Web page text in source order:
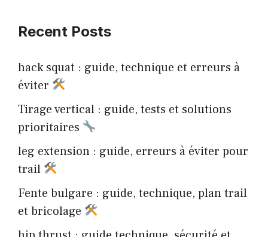
Recent Posts
hack squat : guide, technique et erreurs à
éviter
Tirage vertical : guide, tests et solutions
prioritaires
leg extension : guide, erreurs à éviter pour
trail
Fente bulgare : guide, technique, plan trail
et bricolage